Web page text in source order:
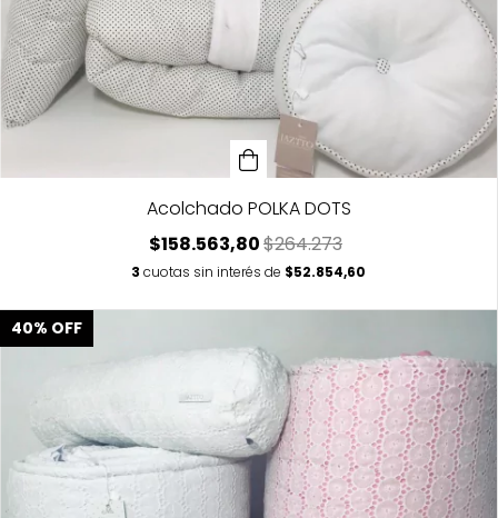
Acolchado POLKA DOTS
$158.563,80$264.273
3 cuotas sin interés de $52.854,60
40% OFF